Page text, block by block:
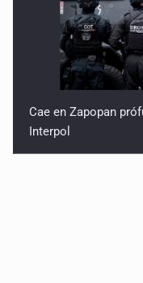
Cae en Zapopan
Interpol